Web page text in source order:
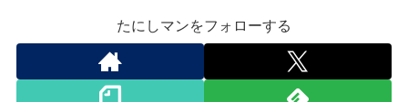
たにしマンをフォローする